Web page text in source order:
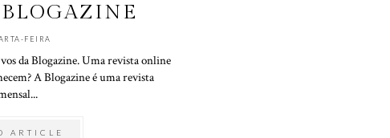
FEIRA
da Blogazine. Uma revista online
A Blogazine é uma revista
ARTICLE